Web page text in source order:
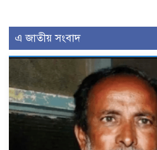
এ জাতীয় সংবাদ